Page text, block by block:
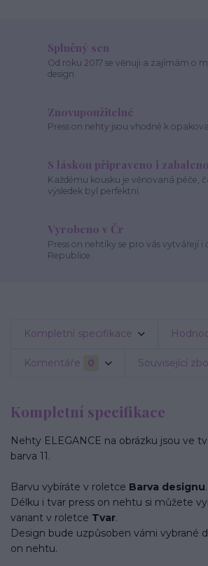
Splněný sen
Od roku 2017 se věnuji a zajímám o
design.
Znovupoužitelné
Press on nehty jsou vhodné k
S láskou připraveno i zabaleno
Každému kousku je věnovaná péče,
výsledek byl perfektní.
Vyrobeno v Čr
Press on nehtíky se pro vás vytvářejí i
Republice.
Kompletní specifikace
Komentáře 0 Související
Kompletní specifikace
Nehty ELEGANCE na obrázku jsou ve
barva 11.
Barvu vybíráte v roletce Barva designu.
Délku i tvar press on nehtu si můžete
variant v roletce Tvar.
Design bude uzpůsoben vámi vybrané
on nehtu.